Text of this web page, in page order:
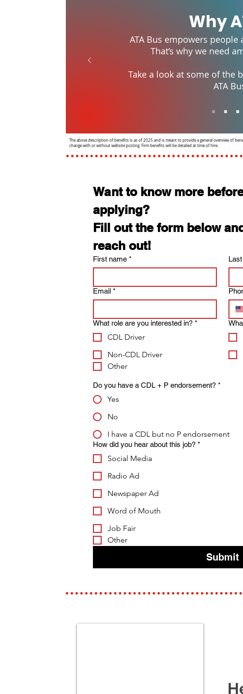
Why
ATA Bus empowers
That’s why we need
Take a look at some of the
ATA
The above description of benefits is as of 2025 and is meant to provide a general overview of
change with or without website posting. Firm benefits will be detailed at time of hire.
Want to know more
Fill out the form below
reach out!
First name *
Email *
What role are you interested in? *
CDL Driver
Non-CDL Driver
Other
Do you have a CDL + P endorsement? *
Yes
No
I have a CDL but no P endorsement
How did you hear about this job? *
Social Media
Radio Ad
Newspaper Ad
Word of Mouth
Job Fair
Other
Submit